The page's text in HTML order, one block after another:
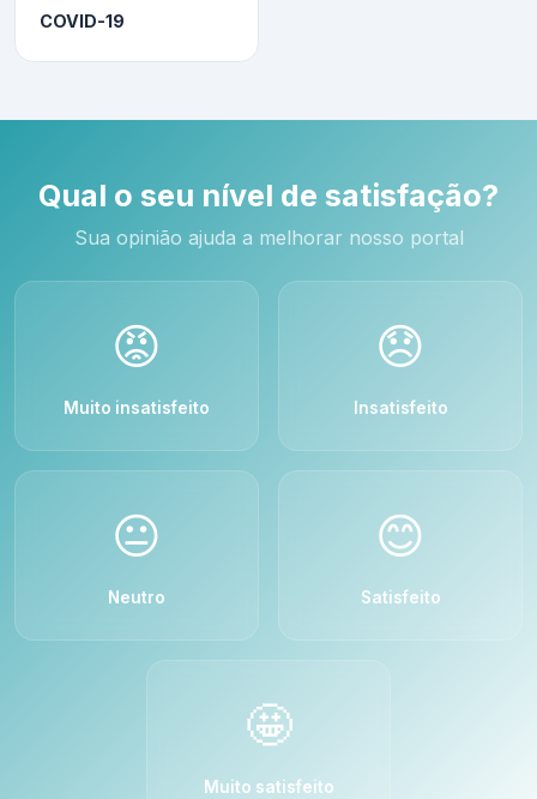
COVID-19
Qual o seu nível de satisfação?
Sua opinião ajuda a melhorar nosso portal
😡
Muito insatisfeito
😞
Insatisfeito
😐
Neutro
😊
Satisfeito
🤩
Muito satisfeito